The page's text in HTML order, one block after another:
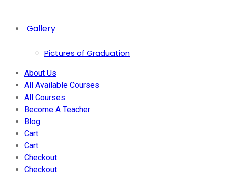
Gallery
Pictures of Graduation
About Us
All Available Courses
All Courses
Become A Teacher
Blog
Cart
Cart
Checkout
Checkout